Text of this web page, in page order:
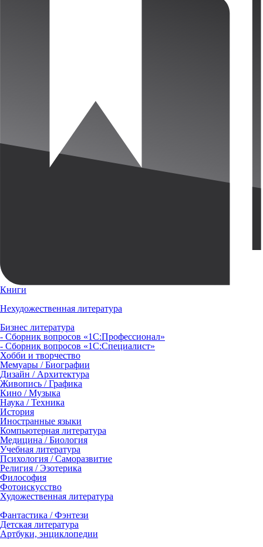
Книги
Нехудожественная литература
Бизнес литература
- Сборник вопросов «1С:Профессионал»
- Сборник вопросов «1С:Специалист»
Хобби и творчество
Мемуары / Биографии
Дизайн / Архитектура
Живопись / Графика
Кино / Музыка
Наука / Техника
История
Иностранные языки
Компьютерная литература
Медицина / Биология
Учебная литература
Психология / Саморазвитие
Религия / Эзотерика
Философия
Фотоискусство
Художественная литература
Фантастика / Фэнтези
Детская литература
Артбуки, энциклопедии